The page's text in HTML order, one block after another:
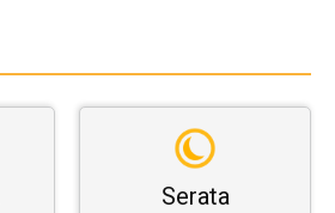
Serata